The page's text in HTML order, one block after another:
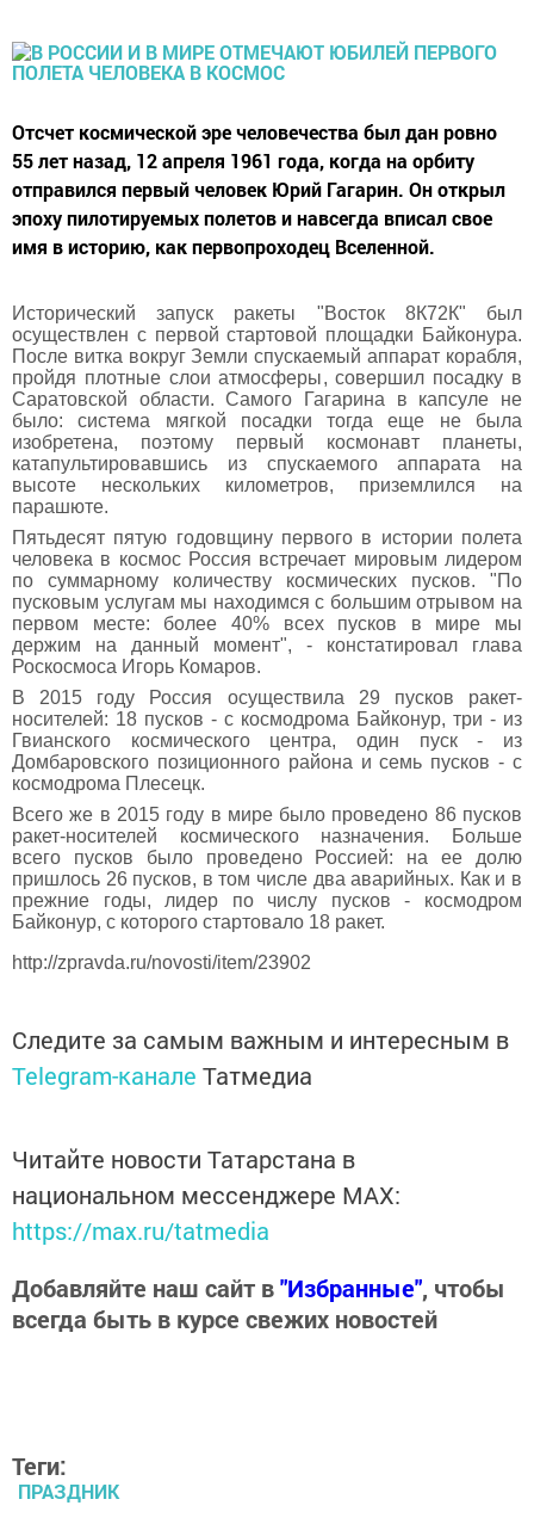
Отсчет космической эре человечества был дан ровно
55 лет назад, 12 апреля 1961 года, когда на орбиту
отправился первый человек Юрий Гагарин. Он открыл
эпоху пилотируемых полетов и навсегда вписал свое
имя в историю, как первопроходец Вселенной.
Исторический запуск ракеты "Восток 8К72К" был
осуществлен с первой стартовой площадки Байконура.
После витка вокруг Земли спускаемый аппарат корабля,
пройдя плотные слои атмосферы, совершил посадку в
Саратовской области. Самого Гагарина в капсуле не
было: система мягкой посадки тогда еще не была
изобретена, поэтому первый космонавт планеты,
катапультировавшись из спускаемого аппарата на
высоте нескольких километров, приземлился на
парашюте.
Пятьдесят пятую годовщину первого в истории полета
человека в космос Россия встречает мировым лидером
по суммарному количеству космических пусков. "По
пусковым услугам мы находимся с большим отрывом на
первом месте: более 40% всех пусков в мире мы
держим на данный момент", - констатировал глава
Роскосмоса Игорь Комаров.
В 2015 году Россия осуществила 29 пусков ракет-
носителей: 18 пусков - с космодрома Байконур, три - из
Гвианского космического центра, один пуск - из
Домбаровского позиционного района и семь пусков - с
космодрома Плесецк.
Всего же в 2015 году в мире было проведено 86 пусков
ракет-носителей космического назначения. Больше
всего пусков было проведено Россией: на ее долю
пришлось 26 пусков, в том числе два аварийных. Как и в
прежние годы, лидер по числу пусков - космодром
Байконур, с которого стартовало 18 ракет.
http://zpravda.ru/novosti/item/23902
Следите за самым важным и интересным в
Telegram-канале Татмедиа
Читайте новости Татарстана в
национальном мессенджере MАХ:
https://max.ru/tatmedia
Добавляйте наш сайт в"Избранные", чтобы
всегда быть в курсе свежих новостей
Теги:
ПРАЗДНИК